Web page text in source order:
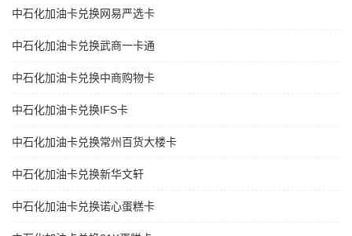
中石化加油卡兑换网易严选卡
中石化加油卡兑换武商一卡通
中石化加油卡兑换中商购物卡
中石化加油卡兑换IFS卡
中石化加油卡兑换常州百货大楼卡
中石化加油卡兑换新华文轩
中石化加油卡兑换诺心蛋糕卡